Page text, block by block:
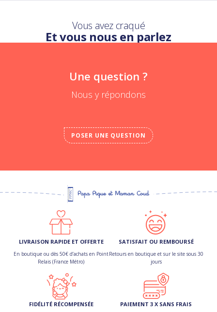
Vous avez craqué
Et vous nous en parlez
Une question ?
Nous y répondons
POSER UNE QUESTION
LIVRAISON RAPIDE ET OFFERTE
En boutique ou dès 50€ d’achats en Point
Relais (France Métro)
SATISFAIT OU REMBOURSÉ
Retours en boutique et sur le site sous 30
jours
FIDÉLITÉ RÉCOMPENSÉE PAIEMENT 3 X SANS FRAIS